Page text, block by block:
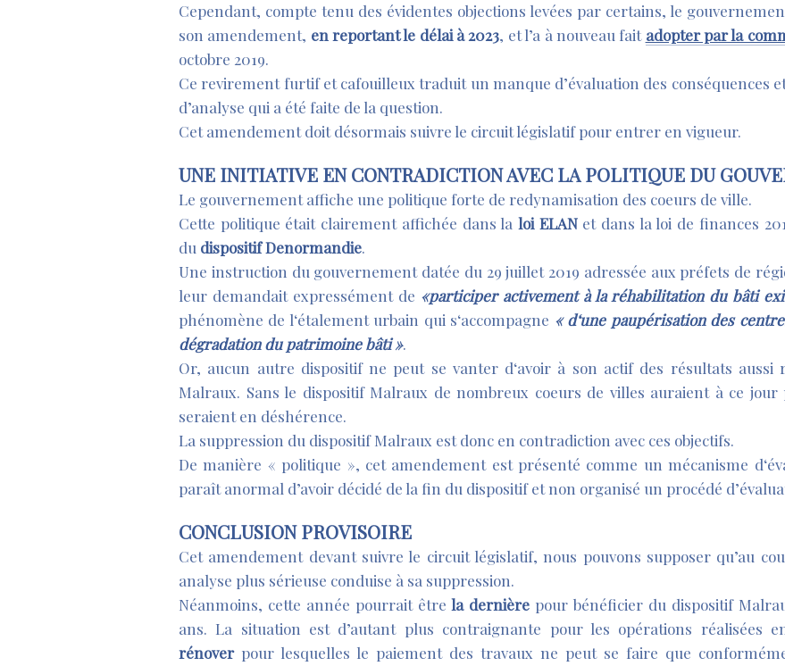
Cependant, compte tenu des évidentes objections levées par certains, le
son amendement, en reportant le délai à 2023, et l’a à nouveau fait adopter par la
octobre 2019.
Ce revirement furtif et cafouilleux traduit un manque d’évaluation des conséquences
d’analyse qui a été faite de la question.
Cet amendement doit désormais suivre le circuit législatif pour entrer en vigueur.
UNE INITIATIVE EN CONTRADICTION AVEC LA POLITIQUE DU
Le gouvernement affiche une politique forte de redynamisation des coeurs de ville.
Cette politique était clairement affichée dans la loi ELANet dans la loi de finances
du dispositif Denormandie.
Une instruction du gouvernement datée du 29 juillet 2019 adressée aux préfets de
leur demandait expressément de «participer activement à la réhabilitation du bâti
phénomène de l‘étalement urbain qui s‘accompagne « d‘une paupérisation des
dégradation du patrimoine bâti ».
Or, aucun autre dispositif ne peut se vanter d‘avoir à son actif des résultats aussi
Malraux. Sans le dispositif Malraux de nombreux coeurs de villes auraient à ce
seraient en déshérence.
La suppression du dispositif Malraux est donc en contradiction avec ces objectifs.
De manière « politique », cet amendement est présenté comme un mécanisme
paraît anormal d’avoir décidé de la fin du dispositif et non organisé un procédé
CONCLUSION PROVISOIRE
Cet amendement devant suivre le circuit législatif, nous pouvons supposer qu’au
analyse plus sérieuse conduise à sa suppression.
Néanmoins, cette année pourrait êtrela dernière pour bénéficier du dispositif
ans. La situation est d’autant plus contraignante pour les opérations réalisées
rénoverpour lesquelles le paiement des travaux ne peut se faire que